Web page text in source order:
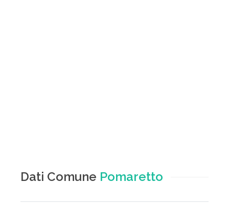
Dati Comune Pomaretto